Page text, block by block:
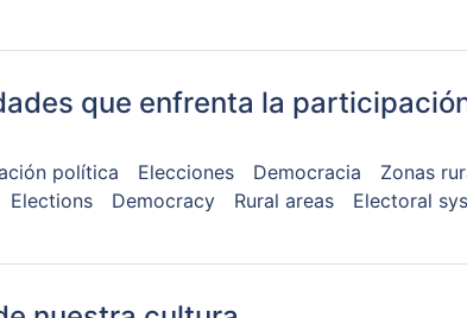
que enfrenta la
política Elecciones Democracia Zonas
Elections Democracy Rural areas Electoral